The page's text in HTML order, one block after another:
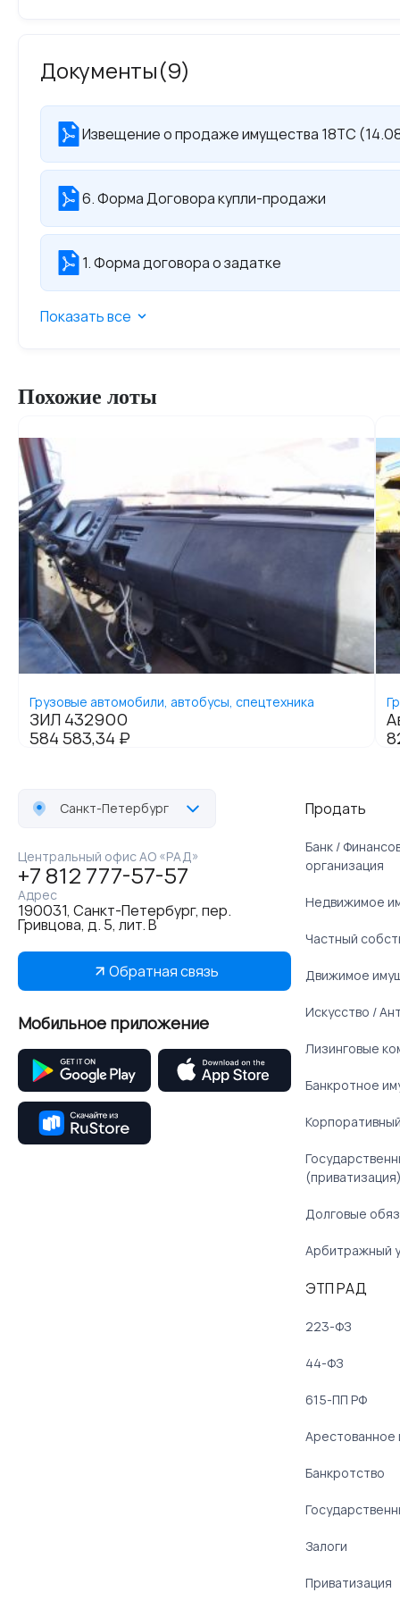
Документы(9)
Извещение о продаже имущества 18ТС
6. Форма Договора купли-продажи
1. Форма договора о задатке
Показать все
Санкт-Петербург
Центральный офис АО «РАД»
+7 812 777-57-57
Адрес
190031, Санкт-Петербург, пер.
Гривцова, д. 5, лит. В
Обратная связь
Мобильное приложение
Продать
Банк /
организация
Недвижимое
Частный
Движимое
Искусство /
Лизинговые
Банкротное
(приватизация)
Долговые
Арбитражный
ЭТП РАД
223-ФЗ
44-ФЗ
615-ПП РФ
Арестованное
Банкротство
Залоги
Приватизация